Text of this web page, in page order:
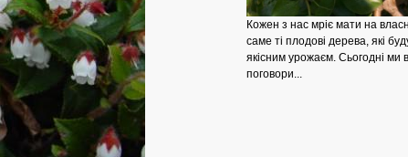
Кожен з нас мріє мати на
саме ті плодові дерева, які
якісним урожаєм. Сьогодні ми
поговори...